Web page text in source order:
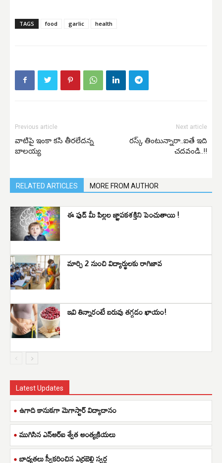
TAGS food garlic health
Previous article
వాటిపై ఇంకా కసి తీరలేదన్న
బాలయ్య
Next article
రస్క్ తింటున్నారా..ఐతే ఇది
చదవండి..!!
RELATED ARTICLES MORE FROM AUTHOR
ఈ ఫుడ్ మీ పిల్లల జ్ఞాపకశక్తిని పెంచుతాయి !
మార్చి 2 నుంచి విద్యార్థులకు రాగిజావ
ఇవి తిన్నారంటే బరువు తగ్గడం ఖాయం!
Latest Updates
ఉగాది కానుకగా మెగాస్టార్ విద్యాదానం
ముగిసిన ఎన్ఆర్ఐ శ్వేత అంత్యక్రియలు
బాధ్యతలు స్వీకరించిన ఎర్రబెల్లి స్వర్ణ